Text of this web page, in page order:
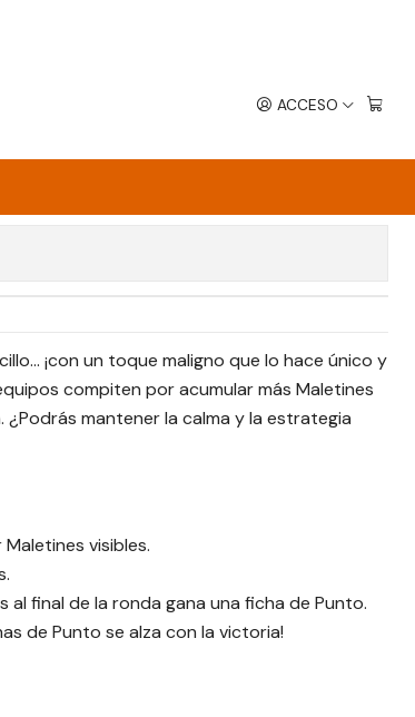
ACCESO
¡con un toque maligno que lo hace único y
compiten por acumular más Maletines
mantener la calma y la estrategia
visibles.
al final de la ronda gana una ficha de Punto.
de Punto se alza con la victoria!